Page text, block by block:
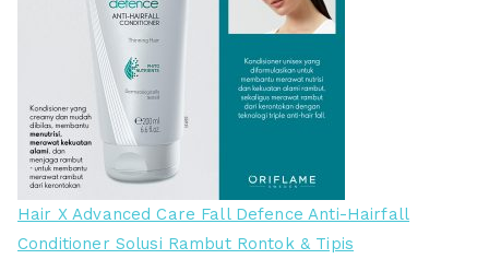
Hair X Advanced Care Fall Defence Anti-Hairfall
Conditioner Solusi Rambut Rontok & Tipis